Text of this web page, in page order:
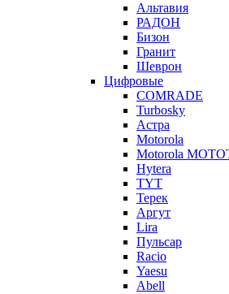
Альтавия
РАДОН
Бизон
Гранит
Шеврон
Цифровые
COMRADE
Turbosky
Астра
Motorola
Motorola
Hytera
TYT
Терек
Аргут
Lira
Пульсар
Racio
Yaesu
Abell